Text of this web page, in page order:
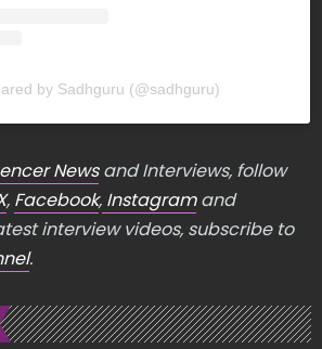
by Sadhguru (@sadhguru)
Newsand Interviews, follow
, Facebook, Instagramand
interview videos, subscribe to
.